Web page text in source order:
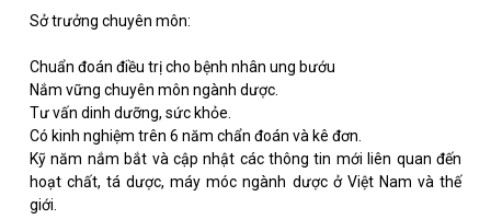
Sở trưởng chuyên môn:
Chuẩn đoán điều trị cho bệnh nhân ung bướu
Nắm vững chuyên môn ngành dược.
Tư vấn dinh dưỡng, sức khỏe.
Có kinh nghiệm trên 6 năm chẩn đoán và kê đơn.
Kỹ năm nắm bắt và cập nhật các thông tin mới liên quan đến
hoạt chất, tá dược, máy móc ngành dược ở Việt Nam và thế
giới.